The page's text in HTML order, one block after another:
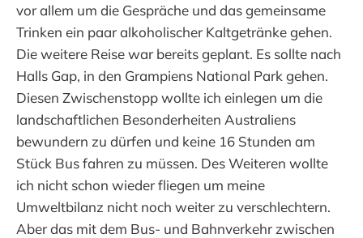
vor allem um die Gespräche und das gemeinsame
Trinken ein paar alkoholischer Kaltgetränke gehen.
Die weitere Reise war bereits geplant. Es sollte nach
Halls Gap, in den Grampiens National Park gehen.
Diesen Zwischenstopp wollte ich einlegen um die
landschaftlichen Besonderheiten Australiens
bewundern zu dürfen und keine 16 Stunden am
Stück Bus fahren zu müssen. Des Weiteren wollte
ich nicht schon wieder fliegen um meine
Umweltbilanz nicht noch weiter zu verschlechtern.
Aber das mit dem Bus- und Bahnverkehr zwischen